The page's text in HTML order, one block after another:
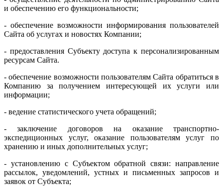
и обеспечению его функциональности;
- обеспечение возможности информирования пользователей
Сайта об услугах и новостях Компании;
- предоставления Субъекту доступа к персонализированным
ресурсам Сайта.
- обеспечение возможности пользователям Сайта обратиться в
Компанию за получением интересующей их услуги или
информации;
- ведение статистического учета обращений;
- заключение договоров на оказание транспортно-
экспедиционных услуг, оказание пользователям услуг по
хранению и иных дополнительных услуг;
- установлению с Субъектом обратной связи: направление
рассылок, уведомлений, устных и письменных запросов и
заявок от Субъекта;